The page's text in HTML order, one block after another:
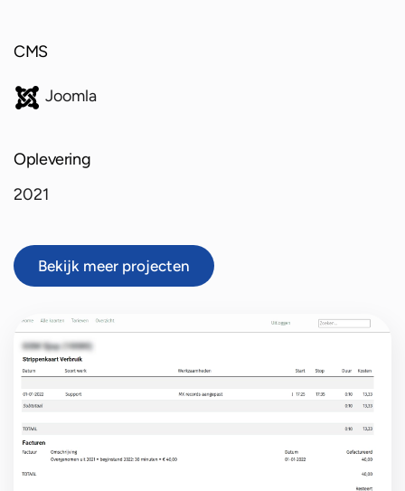
CMS
Joomla
Oplevering
2021
Bekijk meer projecten